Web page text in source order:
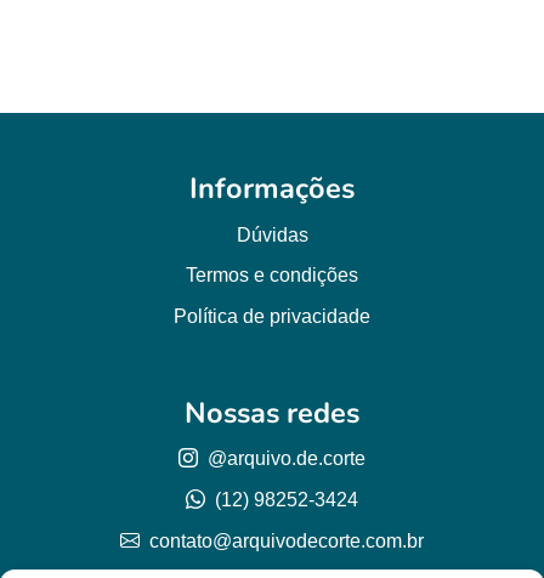
Informações
Dúvidas
Termos e condições
Política de privacidade
Nossas redes
@arquivo.de.corte
(12) 98252-3424
contato@arquivodecorte.com.br